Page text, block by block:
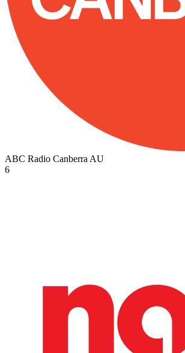
ABC Radio Canberra AU
6